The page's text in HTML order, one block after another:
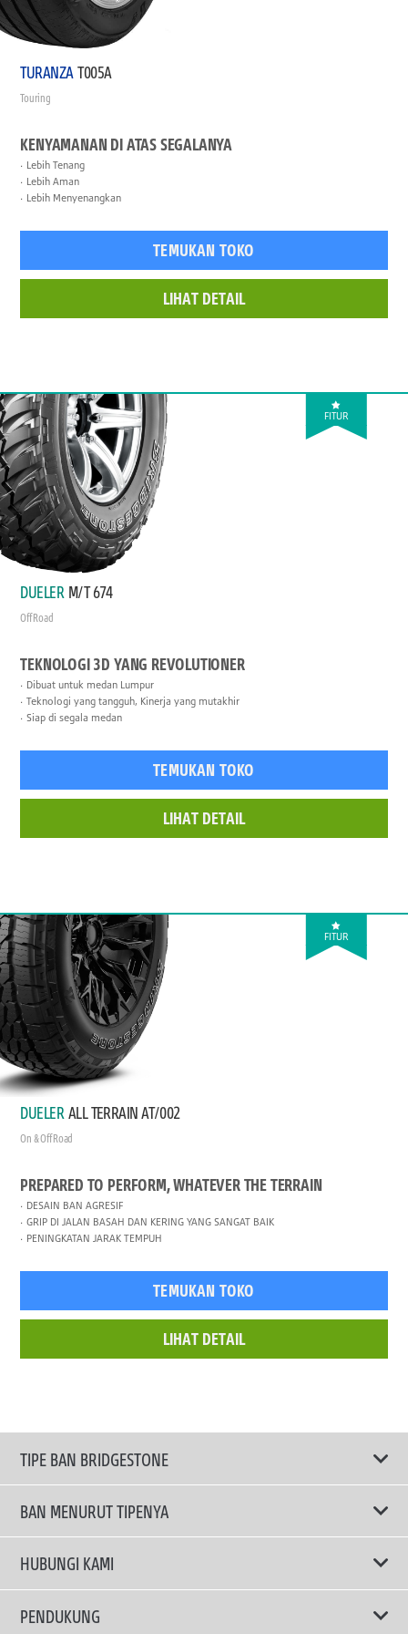
TURANZAT005A
Touring
KENYAMANAN DI ATAS SEGALANYA
Lebih Tenang
Lebih Aman
Lebih Menyenangkan
TEMUKAN TOKO
LIHAT DETAIL
FITUR
DUELER M/T 674
Off Road
TEKNOLOGI 3D YANG REVOLUTIONER
Dibuat untuk medan Lumpur
Teknologi yang tangguh, Kinerja yang mutakhir
Siap di segala medan
TEMUKAN TOKO
LIHAT DETAIL
FITUR
DUELER ALL TERRAIN AT/002
On & Off Road
PREPARED TO PERFORM, WHATEVER THE TERRAIN
DESAIN BAN AGRESIF
GRIP DI JALAN BASAH DAN KERING YANG SANGAT BAIK
PENINGKATAN JARAK TEMPUH
TEMUKAN TOKO
LIHAT DETAIL
TIPE BAN BRIDGESTONE
BAN MENURUT TIPENYA
Ban ENLITEN
Ban Performa
HUBUNGI KAMI
Email Kami
PENDUKUNG